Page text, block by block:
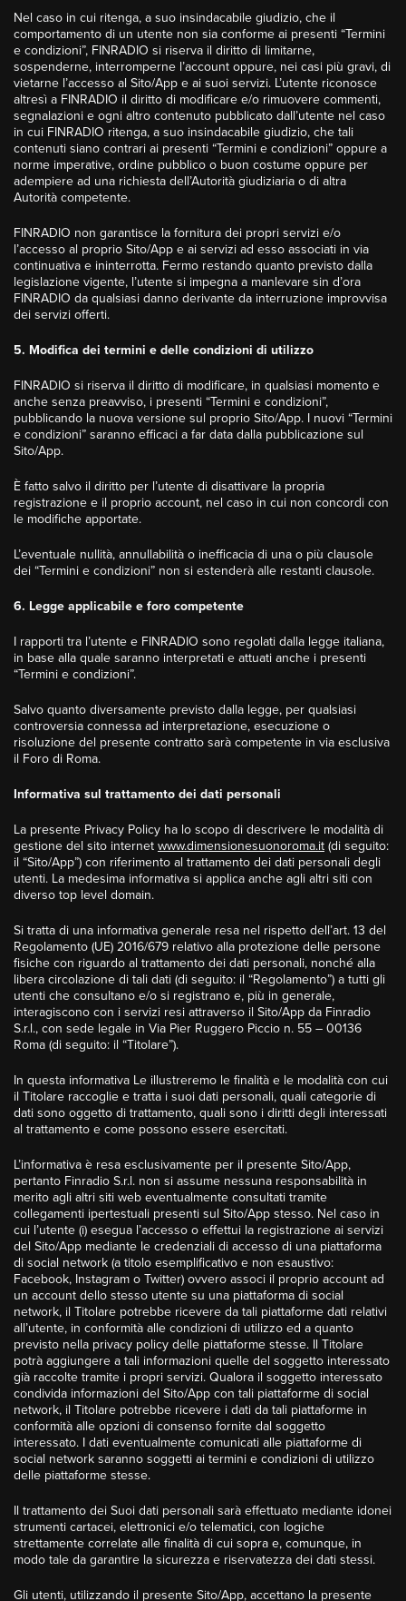
Nel caso in cui ritenga, a suo insindacabile giudizio, che il
comportamento di un utente non sia conforme ai presenti “Termini
e condizioni”, FINRADIO si riserva il diritto di limitarne,
sospenderne, interromperne l’account oppure, nei casi più gravi, di
vietarne l’accesso al Sito/App e ai suoi servizi. L’utente riconosce
altresì a FINRADIO il diritto di modificare e/o rimuovere commenti,
segnalazioni e ogni altro contenuto pubblicato dall’utente nel caso
in cui FINRADIO ritenga, a suo insindacabile giudizio, che tali
contenuti siano contrari ai presenti “Termini e condizioni” oppure a
norme imperative, ordine pubblico o buon costume oppure per
adempiere ad una richiesta dell’Autorità giudiziaria o di altra
Autorità competente.
FINRADIO non garantisce la fornitura dei propri servizi e/o
l’accesso al proprio Sito/App e ai servizi ad esso associati in via
continuativa e ininterrotta. Fermo restando quanto previsto dalla
legislazione vigente, l’utente si impegna a manlevare sin d’ora
FINRADIO da qualsiasi danno derivante da interruzione improvvisa
dei servizi offerti.
5. Modifica dei termini e delle condizioni di utilizzo
FINRADIO si riserva il diritto di modificare, in qualsiasi momento e
anche senza preavviso, i presenti “Termini e condizioni”,
pubblicando la nuova versione sul proprio Sito/App. I nuovi “Termini
e condizioni” saranno efficaci a far data dalla pubblicazione sul
Sito/App.
È fatto salvo il diritto per l’utente di disattivare la propria
registrazione e il proprio account, nel caso in cui non concordi con
le modifiche apportate.
L’eventuale nullità, annullabilità o inefficacia di una o più clausole
dei “Termini e condizioni” non si estenderà alle restanti clausole.
6. Legge applicabile e foro competente
I rapporti tra l’utente e FINRADIO sono regolati dalla legge italiana,
in base alla quale saranno interpretati e attuati anche i presenti
“Termini e condizioni”.
Salvo quanto diversamente previsto dalla legge, per qualsiasi
controversia connessa ad interpretazione, esecuzione o
risoluzione del presente contratto sarà competente in via esclusiva
il Foro di Roma.
Informativa sul trattamento dei dati personali
La presente Privacy Policy ha lo scopo di descrivere le modalità di
gestione del sito internet www.dimensionesuonoroma.it (di seguito:
il “Sito/App”) con riferimento al trattamento dei dati personali degli
utenti. La medesima informativa si applica anche agli altri siti con
diverso top level domain.
Si tratta di una informativa generale resa nel rispetto dell’art. 13 del
Regolamento (UE) 2016/679 relativo alla protezione delle persone
fisiche con riguardo al trattamento dei dati personali, nonché alla
libera circolazione di tali dati (di seguito: il “Regolamento”) a tutti gli
utenti che consultano e/o si registrano e, più in generale,
interagiscono con i servizi resi attraverso il Sito/App da Finradio
S.r.l., con sede legale in Via Pier Ruggero Piccio n. 55 – 00136
Roma (di seguito: il “Titolare”).
In questa informativa Le illustreremo le finalità e le modalità con cui
il Titolare raccoglie e tratta i suoi dati personali, quali categorie di
dati sono oggetto di trattamento, quali sono i diritti degli interessati
al trattamento e come possono essere esercitati.
L’informativa è resa esclusivamente per il presente Sito/App,
pertanto Finradio S.r.l. non si assume nessuna responsabilità in
merito agli altri siti web eventualmente consultati tramite
collegamenti ipertestuali presenti sul Sito/App stesso. Nel caso in
cui l’utente (i) esegua l’accesso o effettui la registrazione ai servizi
del Sito/App mediante le credenziali di accesso di una piattaforma
di social network (a titolo esemplificativo e non esaustivo:
Facebook, Instagram o Twitter) ovvero associ il proprio account ad
un account dello stesso utente su una piattaforma di social
network, il Titolare potrebbe ricevere da tali piattaforme dati relativi
all’utente, in conformità alle condizioni di utilizzo ed a quanto
previsto nella privacy policy delle piattaforme stesse. Il Titolare
potrà aggiungere a tali informazioni quelle del soggetto interessato
già raccolte tramite i propri servizi. Qualora il soggetto interessato
condivida informazioni del Sito/App con tali piattaforme di social
network, il Titolare potrebbe ricevere i dati da tali piattaforme in
conformità alle opzioni di consenso fornite dal soggetto
interessato. I dati eventualmente comunicati alle piattaforme di
social network saranno soggetti ai termini e condizioni di utilizzo
delle piattaforme stesse.
Il trattamento dei Suoi dati personali sarà effettuato mediante idonei
strumenti cartacei, elettronici e/o telematici, con logiche
strettamente correlate alle finalità di cui sopra e, comunque, in
modo tale da garantire la sicurezza e riservatezza dei dati stessi.
Gli utenti, utilizzando il presente Sito/App, accettano la presente